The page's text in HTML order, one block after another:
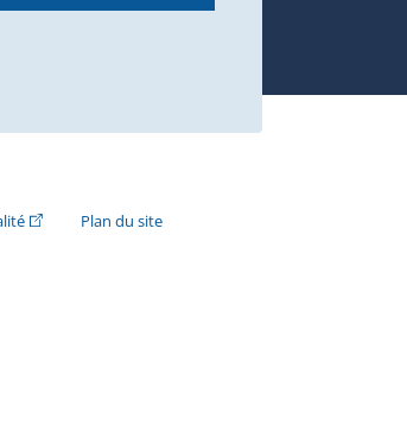
une nouvelle fenêtre.)
(Cet hyperlien externe s'ouvrira dans une nouvelle
Plan du site
nouvelle fenêtre.)